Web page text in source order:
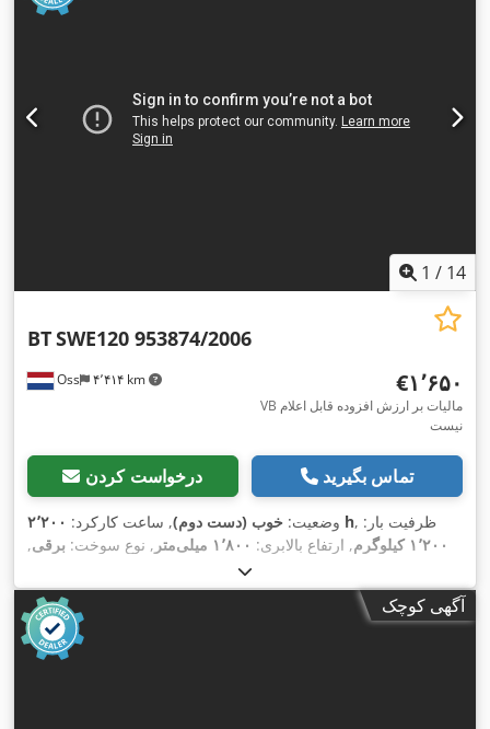
1 / 14
Oss ۴٬۴۱۴ km
BTSWE120 953874/2006
‎€۱٬۶۵۰
VB مالیات بر ارزش افزوده قابل اعلام
نیست
درخواست کردن تماس بگیرید
وضعیت: خوب (دست دوم), ساعت کارکرد: ۲٬۲۰۰ h , ظرفیت بار:
۱٬۲۰۰ کیلوگرم
, ارتفاع بالابری: ۱٬۸۰۰ میلی‌متر , نوع سوخت: برقی,
, ارتفاع سازه:
کیلومتر,
آگهی کوچک